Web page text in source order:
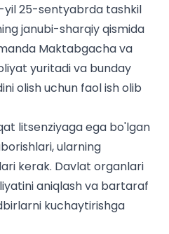
yil 25-sentyabrda tashkil
janubi-sharqiy qismida
Maktabgacha va
yuritadi va bunday
olish uchun faol ish olib
litsenziyaga ega bo'lgan
ularning
kerak. Davlat organlari
aniqlash va bartaraf
kuchaytirishga